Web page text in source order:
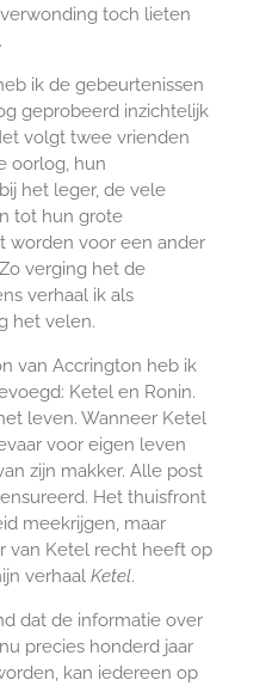
toch lieten
ik de gebeurtenissen
geprobeerd inzichtelijk
volgt twee vrienden
oorlog, hun
het leger, de vele
tot hun grote
worden voor een ander
verging het de
verhaal ik als
het velen.
van Accrington heb ik
Ketel en Ronin.
leven. Wanneer Ketel
voor eigen leven
zijn makker. Alle post
Het thuisfront
meekrijgen, maar
van Ketel recht heeft op
verhaal Ketel.
dat de informatie over
precies honderd jaar
kan iedereen op